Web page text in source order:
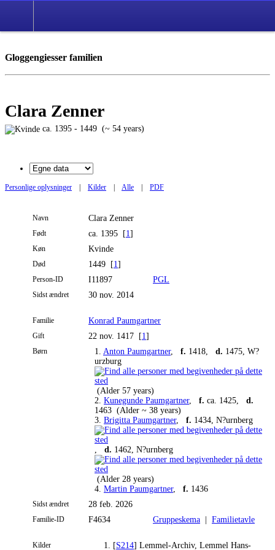
Gloggengiesser familien
Clara Zenner
ca. 1395 - 1449 (~ 54 years)
Personlige oplysninger | Kilder | Alle | PDF
Navn Clara Zenner
Født ca. 1395 [1]
Køn Kvinde
Død 1449 [1]
Person-ID I11897 PGL
Sidst ændret 30 nov. 2014
Familie Konrad Paumgartner
Gift 22 nov. 1417 [1]
Børn 1. Anton Paumgartner, f. 1418, d. 1475, W?
urzburg
(Alder 57 years)
2. Kunegunde Paumgartner, f. ca. 1425, d.
1463 (Alder ~ 38 years)
3. Brigitta Paumgartner, f. 1434, N?urnberg
d. 1462, N?urnberg
(Alder 28 years)
4. Martin Paumgartner, f. 1436
Sidst ændret 28 feb. 2026
Familie-ID F4634 Gruppeskema | Familietavle
Kilder [S214] Lemmel-Archiv, Lemmel Hans-